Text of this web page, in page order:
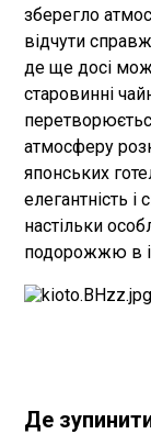
зберегло
відчути
де ще досі
старовинні
атмосферу
японських
елегантність
настільки
подорожжю в
Де